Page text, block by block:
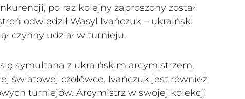
po raz kolejny zaproszony został
odwiedził Wasyl Ivańczuk – ukraiński
czynny udział w turnieju.
symultana z ukraińskim arcymistrzem,
światowej czołówce. Ivańczuk jest również
turniejów. Arcymistrz w swojej kolekcji